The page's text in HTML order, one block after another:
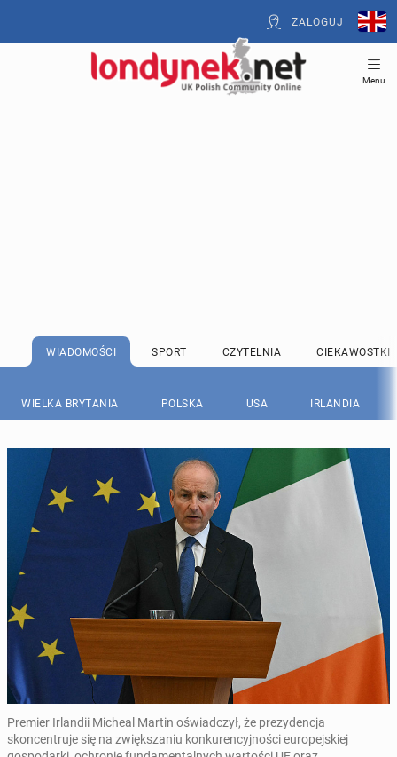
ZALOGUJ
Menu
WIADOMOŚCI SPORT CZYTELNIA CIEKAWOSTKI
WIELKA BRYTANIA POLSKA USA IRLANDIA
Premier Irlandii Micheal Martin oświadczył, że prezydencja
skoncentruje się na zwiększaniu konkurencyjności europejskiej